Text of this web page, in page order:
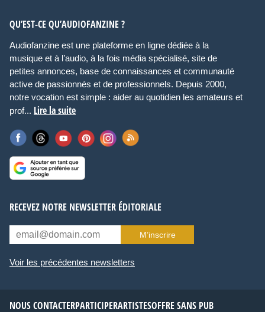
QU’EST-CE QU’AUDIOFANZINE ?
Audiofanzine est une plateforme en ligne dédiée à la
musique et à l’audio, à la fois média spécialisé, site de
petites annonces, base de connaissances et communauté
active de passionnés et de professionnels. Depuis 2000,
notre vocation est simple : aider au quotidien les amateurs et
prof... Lire la suite
RECEVEZ NOTRE NEWSLETTER ÉDITORIALE
M’inscrire
Voir les précédentes newsletters
NOUS CONTACTERPARTICIPERARTISTESOFFRE SANS PUB